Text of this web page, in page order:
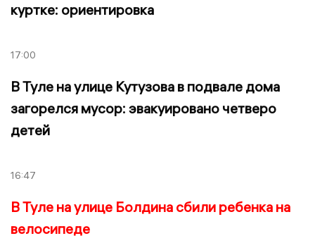
куртке: ориентировка
17:00
В Туле на улице Кутузова в подвале дома
загорелся мусор: эвакуировано четверо
детей
16:47
В Туле на улице Болдина сбили ребенка на
велосипеде